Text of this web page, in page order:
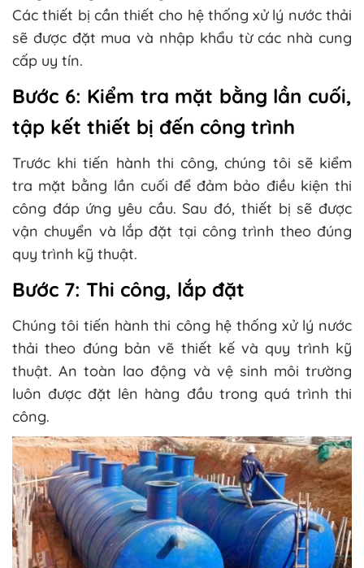
Các thiết bị cần thiết cho hệ thống xử lý nước thải
sẽ được đặt mua và nhập khẩu từ các nhà cung
cấp uy tín.
Bước 6: Kiểm tra mặt bằng lần cuối,
tập kết thiết bị đến công trình
Trước khi tiến hành thi công, chúng tôi sẽ kiểm
tra mặt bằng lần cuối để đảm bảo điều kiện thi
công đáp ứng yêu cầu. Sau đó, thiết bị sẽ được
vận chuyển và lắp đặt tại công trình theo đúng
quy trình kỹ thuật.
Bước 7: Thi công, lắp đặt
Chúng tôi tiến hành thi công hệ thống xử lý nước
thải theo đúng bản vẽ thiết kế và quy trình kỹ
thuật. An toàn lao động và vệ sinh môi trường
luôn được đặt lên hàng đầu trong quá trình thi
công.